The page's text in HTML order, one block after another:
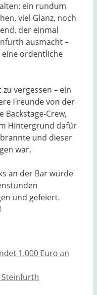
ein rundum
viel Glanz, noch
der einmal
ausmacht –
ordentliche
vergessen – ein
Freunde von der
Backstage-Crew,
Hintergrund dafür
und dieser
war.
an der Bar wurde
und gefeiert.
1.000 Euro an